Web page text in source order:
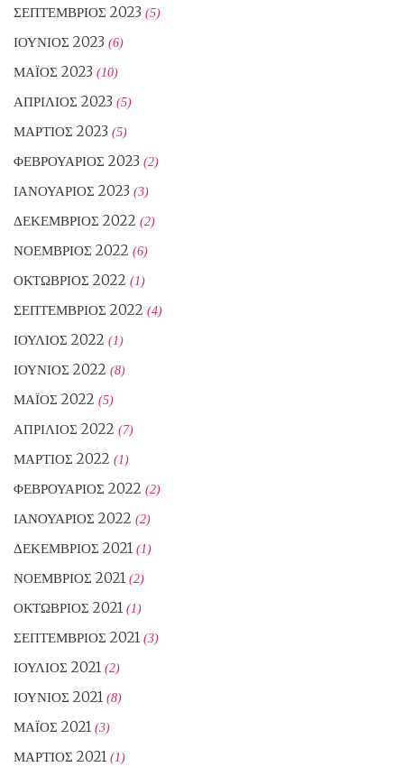
ΣΕΠΤΈΜΒΡΙΟΣ 2023 (5)
ΙΟΎΝΙΟΣ 2023 (6)
ΜΆΙΟΣ 2023 (10)
ΑΠΡΊΛΙΟΣ 2023 (5)
ΜΆΡΤΙΟΣ 2023 (5)
ΦΕΒΡΟΥΆΡΙΟΣ 2023 (2)
ΙΑΝΟΥΆΡΙΟΣ 2023 (3)
ΔΕΚΈΜΒΡΙΟΣ 2022 (2)
ΝΟΈΜΒΡΙΟΣ 2022 (6)
ΟΚΤΏΒΡΙΟΣ 2022 (1)
ΣΕΠΤΈΜΒΡΙΟΣ 2022 (4)
ΙΟΎΛΙΟΣ 2022 (1)
ΙΟΎΝΙΟΣ 2022 (8)
ΜΆΙΟΣ 2022 (5)
ΑΠΡΊΛΙΟΣ 2022 (7)
ΜΆΡΤΙΟΣ 2022 (1)
ΦΕΒΡΟΥΆΡΙΟΣ 2022 (2)
ΙΑΝΟΥΆΡΙΟΣ 2022 (2)
ΔΕΚΈΜΒΡΙΟΣ 2021 (1)
ΝΟΈΜΒΡΙΟΣ 2021 (2)
ΟΚΤΏΒΡΙΟΣ 2021 (1)
ΣΕΠΤΈΜΒΡΙΟΣ 2021 (3)
ΙΟΎΛΙΟΣ 2021 (2)
ΙΟΎΝΙΟΣ 2021 (8)
ΜΆΙΟΣ 2021 (3)
ΜΆΡΤΙΟΣ 2021 (1)